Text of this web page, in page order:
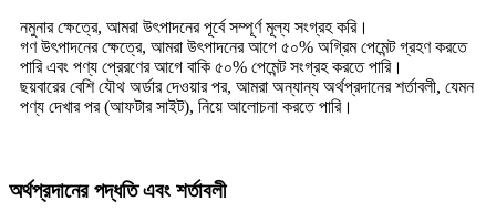
নমুনার ক্ষেত্রে, আমরা উৎপাদনের পূর্বে সম্পূর্ণ মূল্য সংগ্রহ করি।
গণ উৎপাদনের ক্ষেত্রে, আমরা উৎপাদনের আগে ৫০% অগ্রিম পেমেন্ট গ্রহণ করতে
পারি এবং পণ্য প্রেরণের আগে বাকি ৫০% পেমেন্ট সংগ্রহ করতে পারি।
ছয়বারের বেশি যৌথ অর্ডার দেওয়ার পর, আমরা অন্যান্য অর্থপ্রদানের শর্তাবলী, যেমন
পণ্য দেখার পর (আফটার সাইট), নিয়ে আলোচনা করতে পারি।
অর্থপ্রদানের পদ্ধতি এবং শর্তাবলী